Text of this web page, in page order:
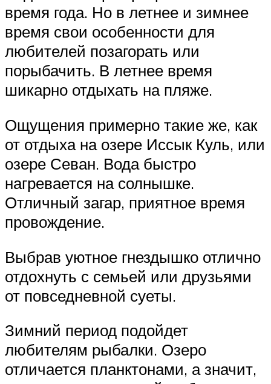
время года. Но в летнее и зимнее
время свои особенности для
любителей позагорать или
порыбачить. В летнее время
шикарно отдыхать на пляже.
Ощущения примерно такие же, как
от отдыха на озере Иссык Куль, или
озере Севан. Вода быстро
нагревается на солнышке.
Отличный загар, приятное время
провождение.
Выбрав уютное гнездышко отлично
отдохнуть с семьей или друзьями
от повседневной суеты.
Зимний период подойдет
любителям рыбалки. Озеро
отличается планктонами, а значит,